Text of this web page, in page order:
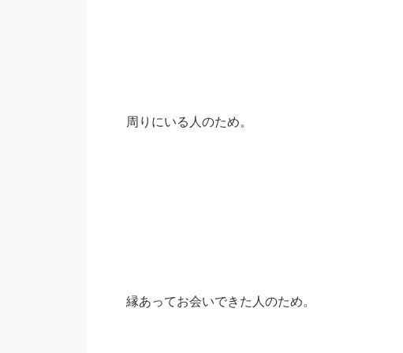
周りにいる人のため。
縁あってお会いできた人のため。